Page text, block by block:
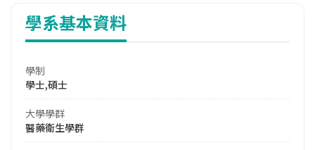
學系基本資料
學制
學士,碩士
大學學群
醫藥衛生學群